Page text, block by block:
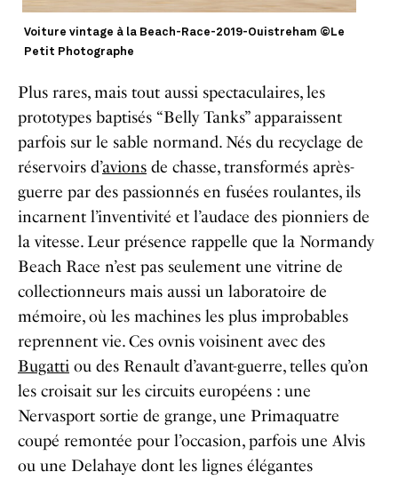
Voiture vintage à la Beach-Race-2019-Ouistreham ©Le
Petit Photographe
Plus rares, mais tout aussi spectaculaires, les
prototypes baptisés “Belly Tanks” apparaissent
parfois sur le sable normand. Nés du recyclage de
réservoirs d’avions de chasse, transformés après-
guerre par des passionnés en fusées roulantes, ils
incarnent l’inventivité et l’audace des pionniers de
la vitesse. Leur présence rappelle que la Normandy
Beach Race n’est pas seulement une vitrine de
collectionneurs mais aussi un laboratoire de
mémoire, où les machines les plus improbables
reprennent vie. Ces ovnis voisinent avec des
Bugatti ou des Renault d’avant-guerre, telles qu’on
les croisait sur les circuits européens : une
Nervasport sortie de grange, une Primaquatre
coupé remontée pour l’occasion, parfois une Alvis
ou une Delahaye dont les lignes élégantes